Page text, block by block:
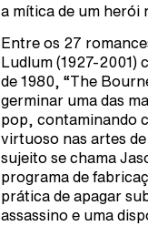
a mítica de um herói
Entre os 27
Ludlum (1927-2001)
de 1980, “The
germinar uma das
pop, contaminando
virtuoso nas artes
sujeito se chama
programa de
prática de apagar
assassino e uma